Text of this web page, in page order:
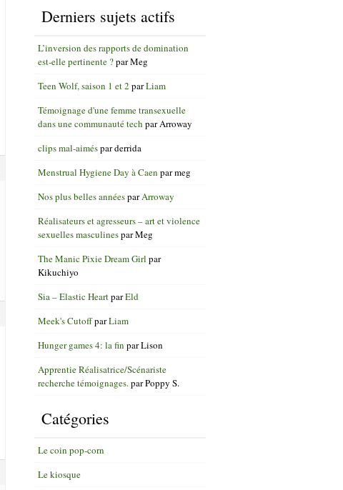
Derniers sujets actifs
L’inversion des rapports de domination
est-elle pertinente ?parMeg
Teen Wolf, saison 1 et 2 parLiam
Témoignage d'une femme transexuelle
dans une communauté tech parArroway
clips mal-aimésparderrida
Menstrual Hygiene Day à Caen parmeg
Nos plus belles annéesparArroway
Réalisateurs et agresseurs – art et violence
sexuelles masculinesparMeg
The Manic Pixie Dream Girl par
Kikuchiyo
Sia – Elastic HeartparEld
Meek's CutoffparLiam
Hunger games 4: la fin parLison
Apprentie Réalisatrice/Scénariste
recherche témoignages. parPoppy S.
Catégories
Le coin pop-corn
Le kiosque